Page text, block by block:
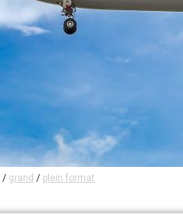
/ grand / plein format